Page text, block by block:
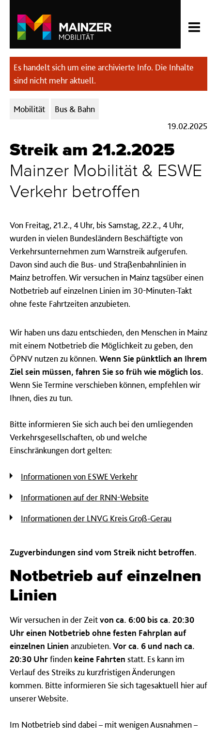
Es handelt sich um eine archivierte Info. Die Inhalte
sind nicht mehr aktuell.
Kategorien:
Mobilität
Bus & Bahn
19.02.2025
Streik am 21.2.2025
Mainzer Mobilität & ESWE
Verkehr betroffen
Von Freitag, 21.2., 4 Uhr, bis Samstag, 22.2., 4 Uhr,
wurden in vielen Bundesländern Beschäftigte von
Verkehrsunternehmen zum Warnstreik aufgerufen.
Davon sind auch die Bus- und Straßenbahnlinien in
Mainz betroffen. Wir versuchen in Mainz tagsüber einen
Notbetrieb auf einzelnen Linien im 30-Minuten-Takt
ohne feste Fahrtzeiten anzubieten.
Wir haben uns dazu entschieden, den Menschen in Mainz
mit einem Notbetrieb die Möglichkeit zu geben, den
ÖPNV nutzen zu können. Wenn Sie pünktlich an Ihrem
Ziel sein müssen, fahren Sie so früh wie möglich los.
Wenn Sie Termine verschieben können, empfehlen wir
Ihnen, dies zu tun.
Bitte informieren Sie sich auch bei den umliegenden
Verkehrsgesellschaften, ob und welche
Einschränkungen dort gelten:
Informationen von ESWE Verkehr
Informationen auf der RNN-Website
Informationen der LNVG Kreis Groß-Gerau
Zugverbindungen sind vom Streik nicht betroffen.
Notbetrieb auf einzelnen
Linien
Wir versuchen in der Zeitvon ca. 6:00 bis ca. 20:30
Uhr einen Notbetrieb ohne festen Fahrplan auf
einzelnen Linien anzubieten. Vor ca. 6 und nach ca.
20:30 Uhrfinden keine Fahrten statt. Es kann im
Verlauf des Streiks zu kurzfristigen Änderungen
kommen. Bitte informieren Sie sich tagesaktuell hier auf
unserer Website.
Im Notbetrieb sind dabei – mit wenigen Ausnahmen –